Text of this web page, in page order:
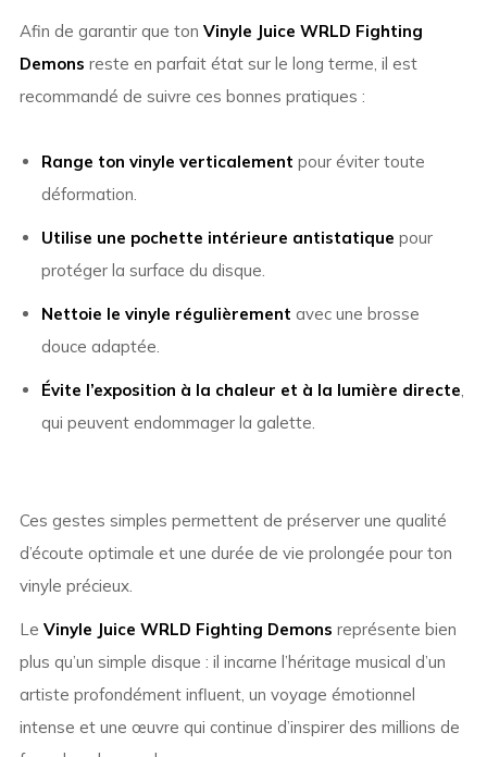
Afin de garantir que ton Vinyle Juice WRLD Fighting
Demons reste en parfait état sur le long terme, il est
recommandé de suivre ces bonnes pratiques :
Range ton vinyle verticalement pour éviter toute
déformation.
Utilise une pochette intérieure antistatique pour
protéger la surface du disque.
Nettoie le vinyle régulièrement avec une brosse
douce adaptée.
Évite l’exposition à la chaleur et à la lumière directe,
qui peuvent endommager la galette.
Ces gestes simples permettent de préserver une qualité
d’écoute optimale et une durée de vie prolongée pour ton
vinyle précieux.
Le Vinyle Juice WRLD Fighting Demons représente bien
plus qu’un simple disque : il incarne l’héritage musical d’un
artiste profondément influent, un voyage émotionnel
intense et une œuvre qui continue d’inspirer des millions de